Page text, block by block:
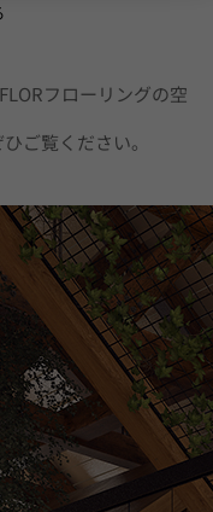
フローリングの空
ご覧ください。